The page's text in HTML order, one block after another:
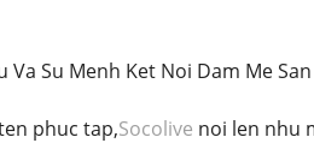
Su Menh Ket Noi Dam Me San
phuc tap,Socolive noi len nhu